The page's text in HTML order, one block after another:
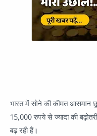
भारत में सोने की कीमत आसमान छू
15,000 रुपये से ज्यादा की
बढ़ रही हैं।